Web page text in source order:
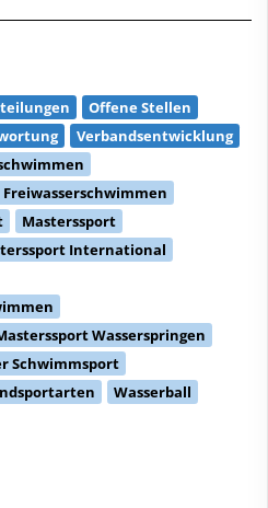
Offene Stellen
Verbandsentwicklung
Freiwasserschwimmen
Masterssport
International
Wasserspringen
Schwimmsport
Wasserball